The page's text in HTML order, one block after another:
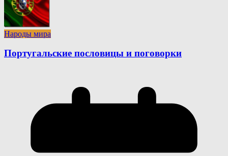
Народы мира
Португальские пословицы и поговорки